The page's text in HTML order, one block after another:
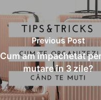
Previous Post
Cum am împachetat
mutare în 3 zile?